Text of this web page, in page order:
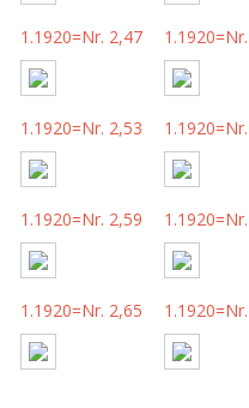
1.1920=Nr. 2,47
1.1920=Nr. 2,53
1.1920=Nr. 2,59
1.1920=Nr. 2,65